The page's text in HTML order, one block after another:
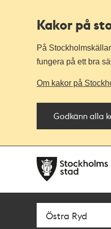
Kakor på
På
fungera på ett bra
Om kakor på
Godkänn alla
navigationen
huvudinnehållet
SökFritextsök